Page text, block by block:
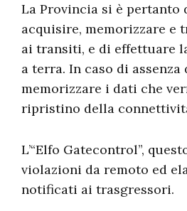
La Provincia si è
acquisire, memorizzare e
ai transiti, e di effettuare
a terra. In caso di
memorizzare i dati che
ripristino della
L’“Elfo Gatecontrol”,
violazioni da remoto ed
notificati ai trasgressori.